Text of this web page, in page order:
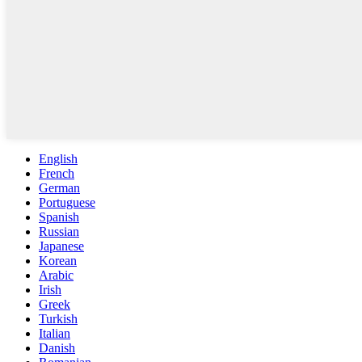
English
French
German
Portuguese
Spanish
Russian
Japanese
Korean
Arabic
Irish
Greek
Turkish
Italian
Danish